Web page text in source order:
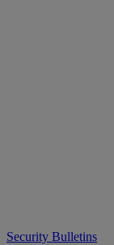
Security Bulletins